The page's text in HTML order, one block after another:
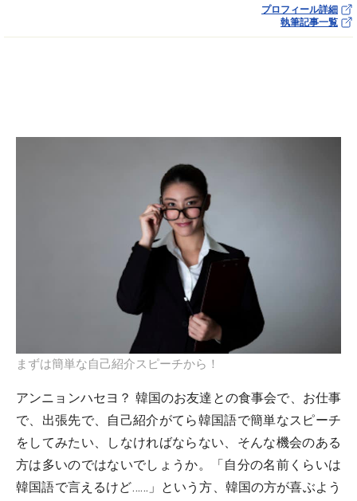
プロフィール詳細
執筆記事一覧
まずは簡単な自己紹介スピーチから！
アンニョンハセヨ？ 韓国のお友達との食事会で、お仕事
で、出張先で、自己紹介がてら韓国語で簡単なスピーチ
をしてみたい、しなければならない、そんな機会のある
方は多いのではないでしょうか。「自分の名前くらいは
韓国語で言えるけど……」という方、韓国の方が喜ぶよう